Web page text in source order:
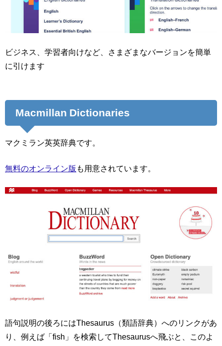
ビジネス、学習者向けなど、さまざまなバージョンを簡単
に引けます
Macmillan Dictionaries
マクミラン英英辞典です。
無料のオンライン版 も用意されています。
語句説明の後ろにはThesaurus（類語辞典）へのリンクがあ
り、例えば「fish」を検索してThesaurusへ飛ぶと、このよ